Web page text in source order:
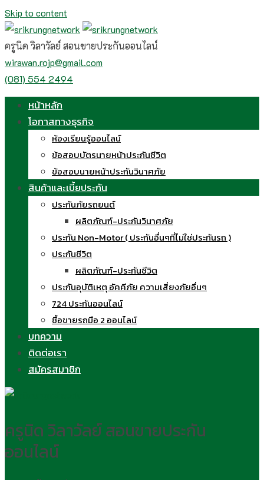
Skip to content
ครูนิด วิลาวัลย์ สอนขายประกันออนไลน์
wirawan.rojp@gmail.com
(081) 554 2494
หน้าหลัก
โอกาสทางธุรกิจ
ห้องเรียนรู้ออนไลน์
ข้อสอบบัตรนายหน้าประกันชีวิต
ข้อสอบนายหน้าประกันวินาศภัย
สินค้าและเบี้ยประกัน
ประกันภัยรถยนต์
ผลิตภัณฑ์-ประกันวินาศภัย
ประกัน Non-Motor ( ประกันอื่นๆที่ไม่ใช่ประกันรถ )
ประกันชีวิต
ผลิตภัณฑ์-ประกันชีวิต
ประกันอุบัติเหตุ อัคคีภัย ความเสี่ยงภัยอื่นๆ
724 ประกันออนไลน์
ซื้อขายรถมือ 2 ออนไลน์
บทความ
ติดต่อเรา
สมัครสมาชิก
ครูนิด วิลาวัลย์ สอนขายประกัน
ออนไลน์